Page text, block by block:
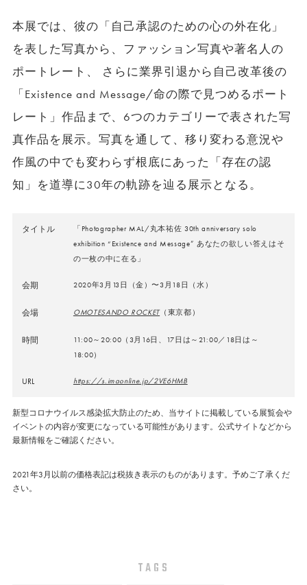
本展では、彼の「自己承認のための心の外在化」
を表した写真から、ファッション写真や著名人の
ポートレート、 さらに業界引退から自己改革後の
「Existence and Message/命の際で見つめるポート
レート」作品まで、6つのカテゴリーで表された写
真作品を展示。写真を通して、移り変わる意況や
作風の中でも変わらず根底にあった「存在の認
知」を道導に30年の軌跡を辿る展示となる。
タイトル
「Photographer MAL/丸本祐佐 30th anniversary solo
exhibition “Existence and Message” あなたの欲しい答えはそ
の一枚の中に在る」
会期 2020年3月13日（金）〜3月18日（水）
会場 OMOTESANDO ROCKET （東京都）
時間
11:00～20:00（3月16日、17日は～21:00／18日は～
18:00）
URL https://s.imaonline.jp/2VE6HMB
新型コロナウイルス感染拡大防止のため、当サイトに掲載している展覧会や
イベントの内容が変更になっている可能性があります。公式サイトなどから
最新情報をご確認ください。
2021年3月以前の価格表記は税抜き表示のものがあります。予めご了承くだ
さい。
TAGS